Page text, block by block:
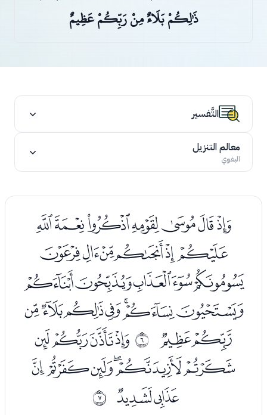
ذَٰلِكُمْ بَلَاءٌ مِنْ رَبِّكُمْ عَظِيمٌ
التَّفسير
معالم التنزيل
البغوي
ﭑﭒﭓﭔﭕﭖﭗ
ﭘﭙﭚﭛﭜﭝ
ﭞﭟﭠﭡﭢ
ﭣﭤﭥﭦﭧﭨﭩ
ﭪﭫ ﰅﭭﭮﭯﭰ
ﭱﭲﭳﭴﭵﭶ
ﭷﭸ ﰆ